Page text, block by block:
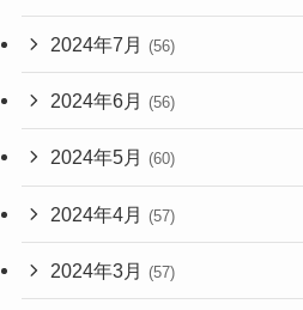
2024年7月 (56)
2024年6月 (56)
2024年5月 (60)
2024年4月 (57)
2024年3月 (57)